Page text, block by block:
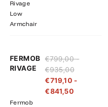
Rivage
Low
Armchair
FERMOB
RIVAGE
Fermob
€799,00 -
€935,00
€799,00
tot
€935,00
€719,10 -
€841,50
€719,10
tot
€841,50